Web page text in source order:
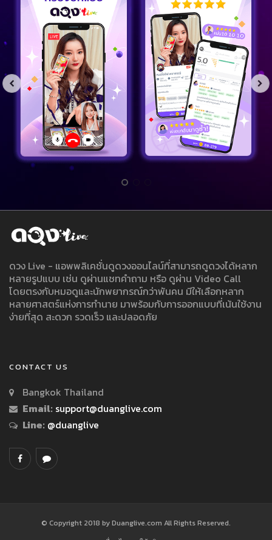
ดวง Live - แอพพลิเคชั่นดูดวงออนไลน์ที่สามารถดูดวงได้หลาก
หลายรูปแบบ เช่น ดูผ่านแชทคำถาม หรือ ดูผ่าน Video Call
โดยตรงกับหมอดูและนักพยากรณ์กว่าพันคน มีให้เลือกหลาก
หลายศาสตร์แห่งการทำนาย มาพร้อมกับการออกแบบที่เน้นใช้งาน
ง่ายที่สุด สะดวก รวดเร็ว และปลอดภัย
CONTACT US
Bangkok Thailand
Email: support@duanglive.com
Line: @duanglive
© Copyright 2018 by Duanglive.com All Rights Reserved.